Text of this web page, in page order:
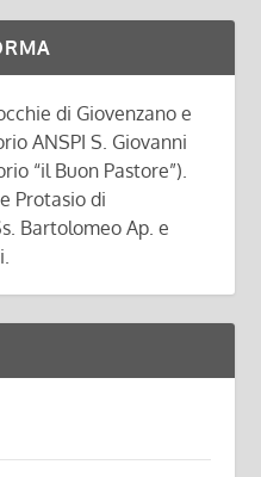
di Giovenzano e
ANSPI S. Giovanni
“il Buon Pastore”).
Protasio di
Bartolomeo Ap. e